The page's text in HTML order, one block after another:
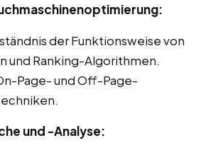
der Funktionsweise von
und Ranking-Algorithmen.
Page- und Off-Page-
und -Analyse: